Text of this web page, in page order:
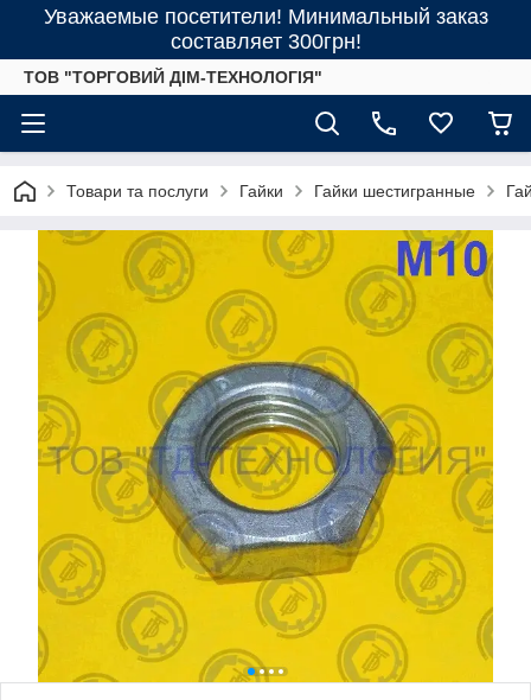
Уважаемые посетители! Минимальный заказ
составляет 300грн!
ТОВ "ТОРГОВИЙ ДІМ-ТЕХНОЛОГІЯ"
Товари та послуги Гайки Гайки шестигранные